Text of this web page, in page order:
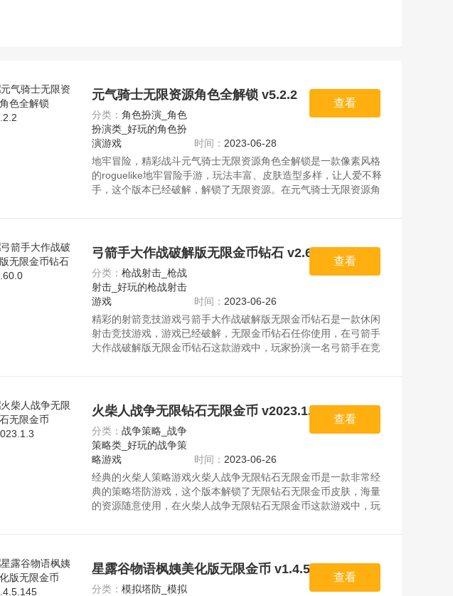
元气骑士无限资源角色全解锁 v5.2.2
分类： 角色扮演_角色
扮演类_好玩的角色扮
演游戏
时间： 2023-06-28
地牢冒险，精彩战斗元气骑士无限资源角色全解锁是一款像素风格
的roguelike地牢冒险手游，玩法丰富、皮肤造型多样，让人爱不释
手，这个版本已经破解，解锁了无限资源。在元气骑士无限资源角
查看
弓箭手大作战破解版无限金币钻石 v2.60.0
分类： 枪战射击_枪战
射击_好玩的枪战射击
游戏
时间： 2023-06-26
精彩的射箭竞技游戏弓箭手大作战破解版无限金币钻石是一款休闲
射击竞技游戏，游戏已经破解，无限金币钻石任你使用，在弓箭手
大作战破解版无限金币钻石这款游戏中，玩家扮演一名弓箭手在竞
查看
火柴人战争无限钻石无限金币 v2023.1.3
分类： 战争策略_战争
策略类_好玩的战争策
略游戏
时间： 2023-06-26
经典的火柴人策略游戏火柴人战争无限钻石无限金币是一款非常经
典的策略塔防游戏，这个版本解锁了无限钻石无限金币皮肤，海量
的资源随意使用，在火柴人战争无限钻石无限金币这款游戏中，玩
查看
星露谷物语枫姨美化版无限金币 v1.4.5.145
分类： 模拟塔防_模拟
查看